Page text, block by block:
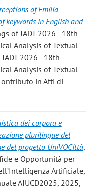
of Emilia-
keywords in English and
of JADT 2026 - 18th
Analysis of Textual
2026 - 18th
Analysis of Textual
in Atti di
dei corpora e
plurilingue del
del progetto UniVOCIttà,
e Opportunità per
Artificiale,
AIUCD2025, 2025,